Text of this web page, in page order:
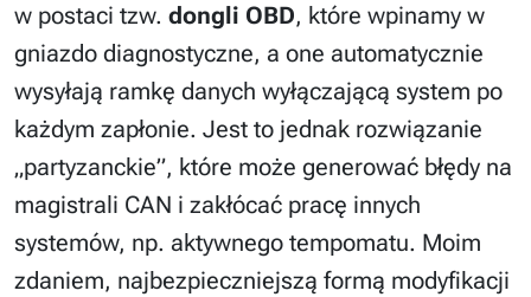
w postaci tzw. dongli OBD, które wpinamy w
gniazdo diagnostyczne, a one automatycznie
wysyłają ramkę danych wyłączającą system po
każdym zapłonie. Jest to jednak rozwiązanie
„partyzanckie”, które może generować błędy na
magistrali CAN i zakłócać pracę innych
systemów, np. aktywnego tempomatu. Moim
zdaniem, najbezpieczniejszą formą modyfikacji